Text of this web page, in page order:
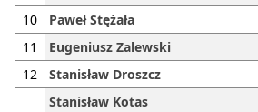
10
Paweł Stężała
11
Eugeniusz Zalewski
12
Stanisław Droszcz
Stanisław Kotas